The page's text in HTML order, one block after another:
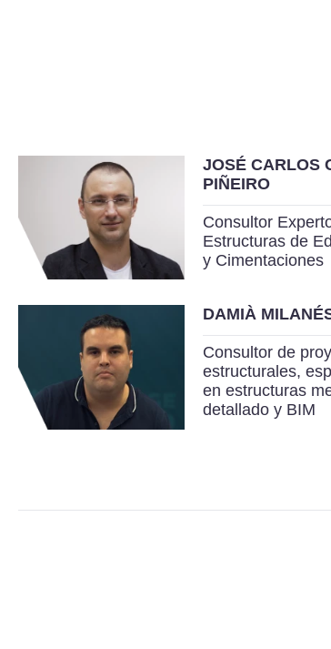
JOSÉ CARLOS
PIÑEIRO
Consultor
Estructuras de
y Cimentaciones
DAMIÀ
Consultor de
estructurales,
en estructuras
detallado y BIM